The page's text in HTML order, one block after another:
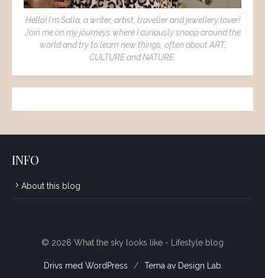
Hello! I´m Salla, a writer, artist, traveller and jewellery lover!
Join me on my journeys where I curiously snoop around the
world and try to learn new things, often about ART,
CULTURE and NATURE.
INFO
About this blog
© 2026 What the sky looks like - Lifestyle blog
Drivs med WordPress / Tema av Design Lab